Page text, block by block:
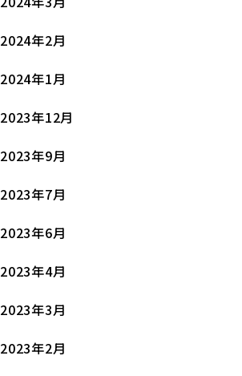
2024年2月
2024年1月
2023年12月
2023年9月
2023年7月
2023年6月
2023年4月
2023年3月
2023年2月